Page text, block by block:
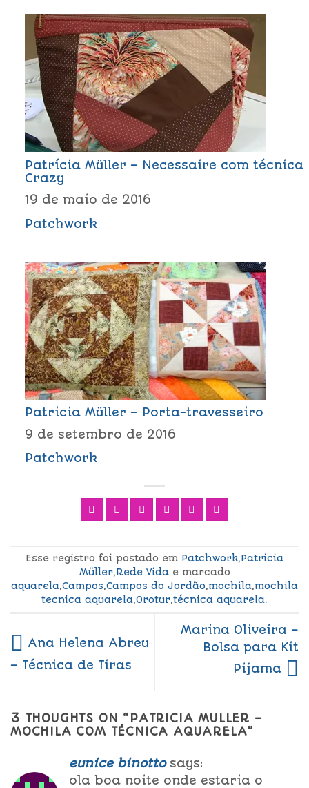
Patrícia Müller – Necessaire com técnica
Crazy
19 de maio de 2016
Patchwork
Patricia Müller – Porta-travesseiro
9 de setembro de 2016
Patchwork
Esse registro foi postado em Patchwork,Patricia
Müller,Rede Vidae marcado
aquarela,Campos,Campos do Jordão,mochila,mochila
tecnica aquarela,Orotur,técnica aquarela.
Ana Helena Abreu
– Técnica de Tiras
Marina Oliveira –
Bolsa para Kit
Pijama
3 THOUGHTS ON “ PATRICIA MULLER –
MOCHILA COM TÉCNICA AQUARELA”
eunice binotto says:
ola boa noite onde estaria o